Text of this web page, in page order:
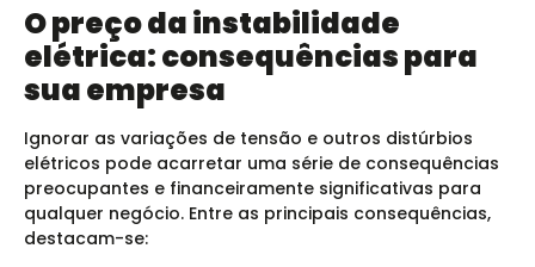
O preço da instabilidade
elétrica: consequências para
sua empresa
Ignorar as variações de tensão e outros distúrbios
elétricos pode acarretar uma série de consequências
preocupantes e financeiramente significativas para
qualquer negócio. Entre as principais consequências,
destacam-se: